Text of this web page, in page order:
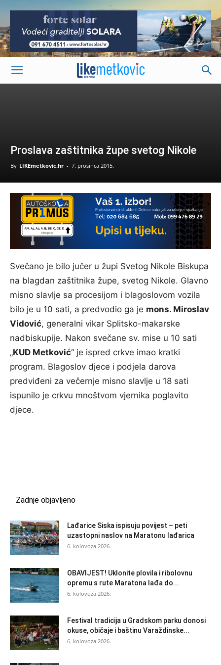
-
Proslava zaštitnika župe svetog Nikole
By LIKEmetkovic.hr - 7. prosinca 2015.
Svečano je bilo jučer u župi Svetog Nikole Biskupa
na blagdan zaštitnika župe, svetog Nikole. Glavno
misno slavlje sa procesijom i blagoslovom vozila
bilo je u 10 sati, a predvodio ga je mons. Miroslav
Vidović, generalni vikar Splitsko-makarske
nadbiskupije. Nakon svečane sv. mise u 10 sati
„KUD Metković“ je ispred crkve imao kratki
program. Blagoslov djece i podjela darova
predviđeni za večernje misno slavlje u 18 sati
ispunilo je crkvu mnoštvom vjernika poglavito
djece.
Zadnje objavljeno
Lađarice Siska ispisuju povijest – peti
uzastopni naslov na Maratonu lađarica
6. kolovoza 2026.
OBAVIJEST! Uklonite plovila i ribolovnu
opremu s rute Maratona lađa do...
6. kolovoza 2026.
Festival tradicija u Gradskom parku donosi
okuse, običaje i baštinu Varaždinske...
6. kolovoza 2026.